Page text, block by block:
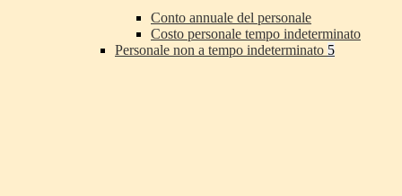
Conto annuale del personale
Costo personale tempo indeterminato
Personale non a tempo indeterminato 5